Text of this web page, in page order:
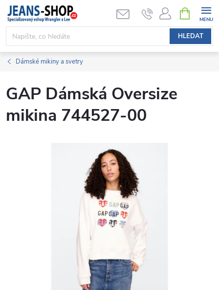
Přejít
obsah
HLEDAT
NÁKUPNÍ
KOŠÍK
Dámské mikiny a svetry
GAP Dámská Oversize
mikina 744527-00